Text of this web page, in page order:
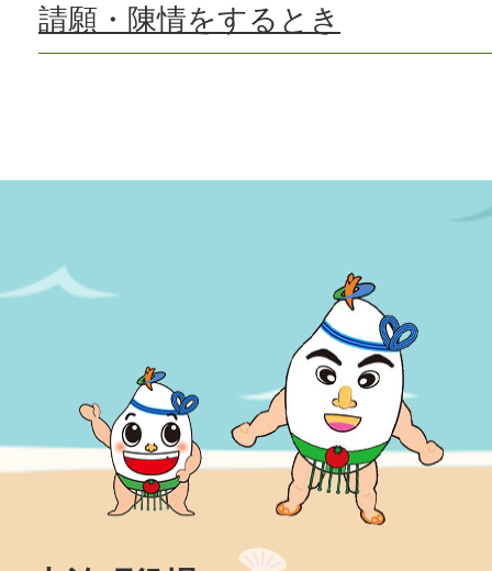
請願・陳情をするとき